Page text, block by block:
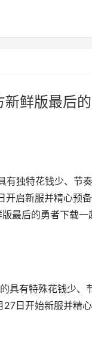
鲜版最后
有独特花钱少、节
启新服并精心预
最后的勇者下载
具有特殊花钱少、
日开始新服并精